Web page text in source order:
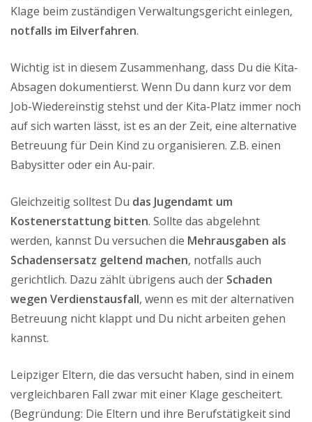
Klage beim zuständigen Verwaltungsgericht einlegen,
notfalls im Eilverfahren.
Wichtig ist in diesem Zusammenhang, dass Du die Kita-
Absagen dokumentierst. Wenn Du dann kurz vor dem
Job-Wiedereinstig stehst und der Kita-Platz immer noch
auf sich warten lässt, ist es an der Zeit, eine alternative
Betreuung für Dein Kind zu organisieren. Z.B. einen
Babysitter oder ein Au-pair.
Gleichzeitig solltest Du das Jugendamt um
Kostenerstattung bitten. Sollte das abgelehnt
werden, kannst Du versuchen die Mehrausgaben als
Schadensersatz geltend machen, notfalls auch
gerichtlich. Dazu zählt übrigens auch der Schaden
wegen Verdienstausfall, wenn es mit der alternativen
Betreuung nicht klappt und Du nicht arbeiten gehen
kannst.
Leipziger Eltern, die das versucht haben, sind in einem
vergleichbaren Fall zwar mit einer Klage gescheitert.
(Begründung: Die Eltern und ihre Berufstätigkeit sind